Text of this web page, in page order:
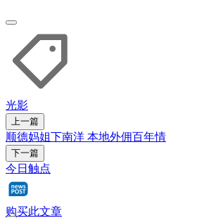
光影
上一篇
顺德妈姐下南洋 本地外佣百年情
下一篇
今日触点
购买此文章